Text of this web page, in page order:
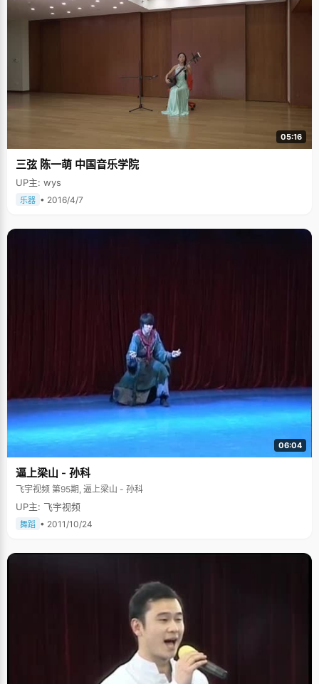
05:16
三弦 陈一萌 中国音乐学院
UP主: wys
乐器 • 2016/4/7
06:04
逼上梁山 - 孙科
飞宇视频 第95期, 逼上梁山 - 孙科
UP主: 飞宇视频
舞蹈 • 2011/10/24